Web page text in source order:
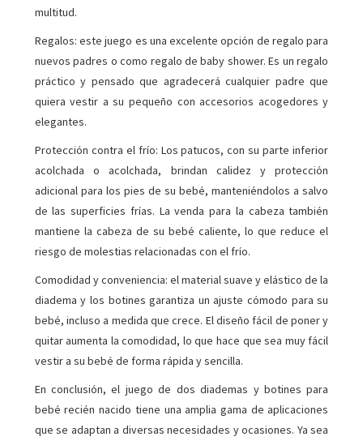
multitud.
Regalos: este juego es una excelente opción de regalo para
nuevos padres o como regalo de baby shower. Es un regalo
práctico y pensado que agradecerá cualquier padre que
quiera vestir a su pequeño con accesorios acogedores y
elegantes.
Protección contra el frío: Los patucos, con su parte inferior
acolchada o acolchada, brindan calidez y protección
adicional para los pies de su bebé, manteniéndolos a salvo
de las superficies frías. La venda para la cabeza también
mantiene la cabeza de su bebé caliente, lo que reduce el
riesgo de molestias relacionadas con el frío.
Comodidad y conveniencia: el material suave y elástico de la
diadema y los botines garantiza un ajuste cómodo para su
bebé, incluso a medida que crece. El diseño fácil de poner y
quitar aumenta la comodidad, lo que hace que sea muy fácil
vestir a su bebé de forma rápida y sencilla.
En conclusión, el juego de dos diademas y botines para
bebé recién nacido tiene una amplia gama de aplicaciones
que se adaptan a diversas necesidades y ocasiones. Ya sea